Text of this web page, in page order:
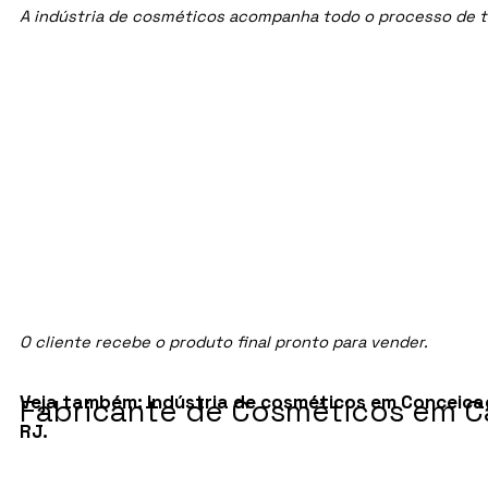
A indústria de cosméticos acompanha todo o processo
O cliente recebe o produto final pronto para vender.
Veja também: Indústria de cosméticos em
RJ.
Fabricante de Cosméticos em